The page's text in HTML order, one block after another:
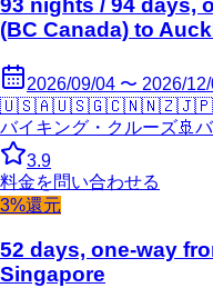
93 nights / 94 days,
(BC Canada) to
2026/09/04 〜 2026/
🇺🇸🇦🇺🇸🇬🇨🇳🇳🇿🇯🇵
バイキング・クルーズ🚢
3.9
料金を問い合わせる
3%還元
52 days, one-way
Singapore